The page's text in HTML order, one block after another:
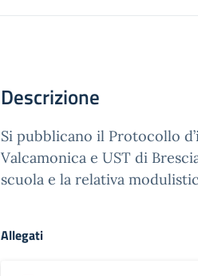
Descrizione
Si pubblicano il Protocollo
Valcamonica e UST di
scuola e la relativa
Allegati